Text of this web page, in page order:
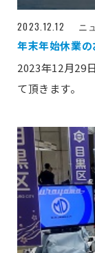
2023.12.12 ニ
年末年始休業
2023年12月29
て頂きます。